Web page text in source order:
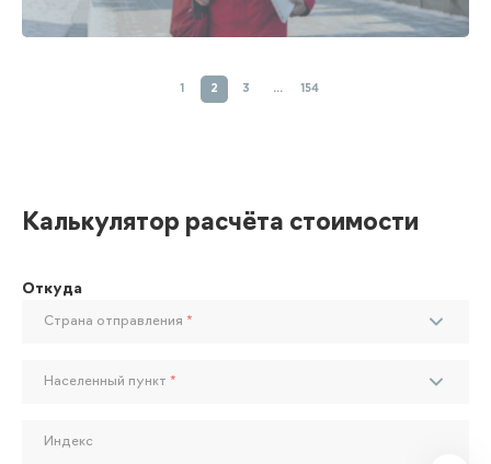
2 3 … 154
Калькулятор расчёта стоимости
Откуда
Страна отправления *
Населенный пункт *
Индекс